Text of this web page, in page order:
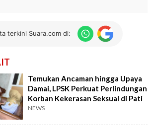
terkini Suara.com di:
Temukan Ancaman hingga Upaya
Damai, LPSK Perkuat Perlindungan
Korban Kekerasan Seksual di Pati
NEWS